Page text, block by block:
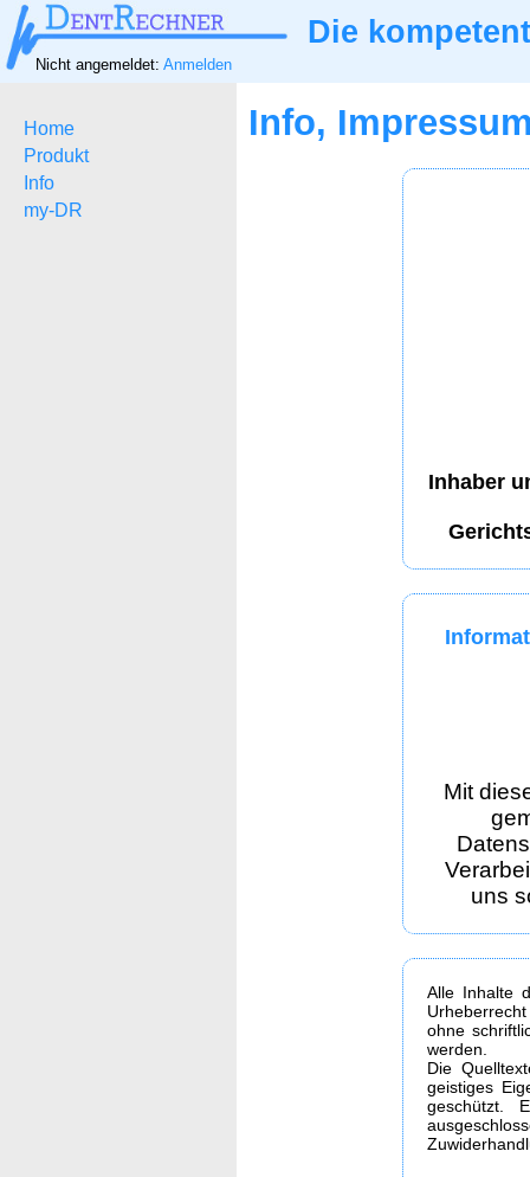
Die
Nicht angemeldet: Anmelden
Home
Produkt
Info
my-DR
Info,
Inhaber
Mit
uns
Alle Inhalte
ohne
werden.
Die
geistiges
geschützt.